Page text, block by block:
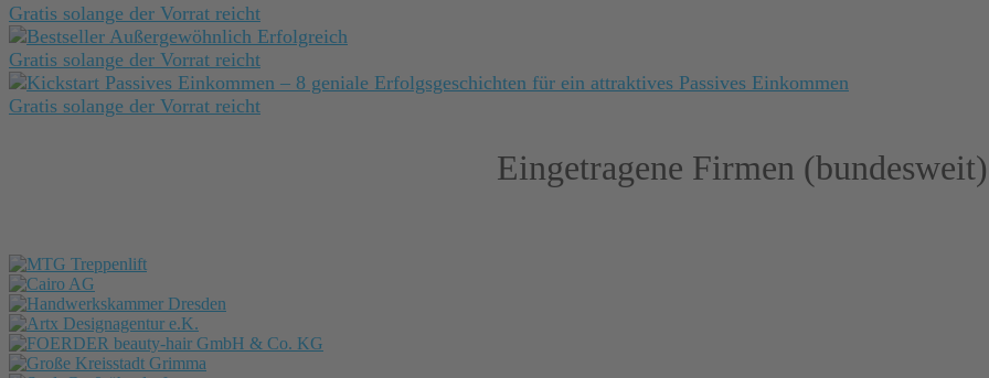
Gratis solange der Vorrat reicht
Gratis solange der Vorrat reicht
Gratis solange der Vorrat reicht
Eingetragene Firmen (bundesweit)